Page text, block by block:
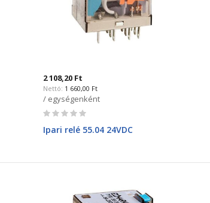
2 108,20 Ft
1 660,00 Ft
/ egységenként
Rating:
Ipari relé 55.04 24VDC